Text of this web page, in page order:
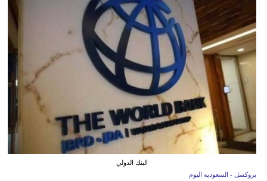
البنك الدولي
بروكسل - السعوديه اليوم